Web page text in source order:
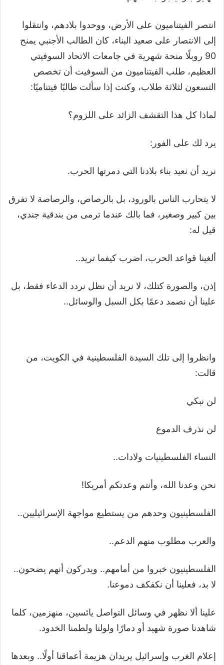
انتصر الفيتناميون على الأرض، ووحدوا بلادهم، وانتقلوا
إلى الانتصار على صعيد البناء، كان الطالب الأجنبي يمنح
90 روبلًا منحة شهرية في جامعات الاتحاد السوفيتي
العظيم، طلب الفيتناميون من السوفيت أن تخصص
التسعون لثلاثة طلاب، وكنت إذا سألت طالبًا فيتناميًا:
لماذا كل هذا التقشف الزائد على اللزوم؟
يرد لك على الفور:
نريد أن نعيد بناء بلادنا التي دمرتها الحرب.
لا يتحارب الناس بالورود، بل بالرصاص، والرصاصة لا تفرق
بين كبير وصغير، فما بالك عندما ترمى من بندقية جندي،
قيل له:
ألغينا قواعد الحرب، اضرب كيفما تريد..
إذن، والصورة كتلك، لا نريد أن نظل نردد الدعاء فقط، بل
علينا أن نصمد دعمًا بكل السبل والوسائل..
وانظروا إلى تلك السيدة الفلسطينية في الكويت، من
قالت:
لن نبكي
لن نذرف الدموع
النساء الفلسطينيات ولادات..
نحن وعدنا الله، وأنتم وعدتكم أمريكا!
الفلسطينيون وحدهم من يستطيع مواجهة الإسرائيليين..
والعرب مطلوب منهم الدعم..
الفلسطينيون خبروا من أمامهم.. ويدركون أنهم يضحون..
لا بد، فعلينا أن نكفكف دموعنا.
علينا ألا نظهر في وسائل التواصل يائسين، منهزمين، كلما
شاهدنا صورة شهيد أو دمارًا ولولنا ولطمنا الخدود.
إعلام الغرب وإسرائيل يريدان هزيمة أعماقنا أولًا.. وبعدها